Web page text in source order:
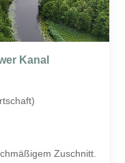
Kanal
Zuschnitt.